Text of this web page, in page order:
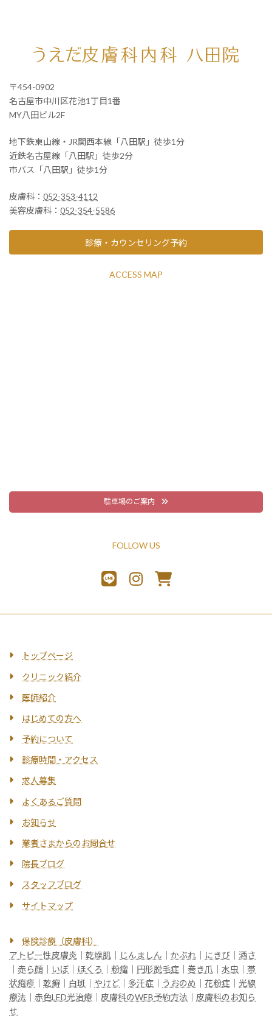
〒454-0902
名古屋市中川区花池1丁目1番
MY八田ビル2F
地下鉄東山線・JR関西本線「八田駅」徒歩1分
近鉄名古屋線「八田駅」徒歩2分
市バス「八田駅」徒歩1分
皮膚科： 052-353-4112
美容皮膚科： 052-354-5586
診療・カウンセリング予約
ACCESS MAP
駐車場のご案内
FOLLOW US
トップページ
クリニック紹介
医師紹介
はじめての方へ
予約について
診療時間・アクセス
求人募集
よくあるご質問
お知らせ
業者さまからのお問合せ
院長ブログ
スタッフブログ
サイトマップ
保険診療（皮膚科）
アトピー性皮膚炎
乾燥肌 じんましん かぶれ にきび
酒さ
赤ら顔 いぼ ほくろ 粉瘤 円形脱毛症 巻き爪 水虫
帯
状疱疹
乾癬 白斑 やけど 多汗症 うおのめ 花粉症
光線
療法
赤色LED光治療 皮膚科のWEB予約方法
皮膚科のお知ら
せ